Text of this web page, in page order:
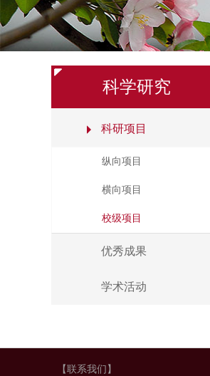
科学研究
科研项目
纵向项目
横向项目
校级项目
优秀成果
学术活动
【联系我们】